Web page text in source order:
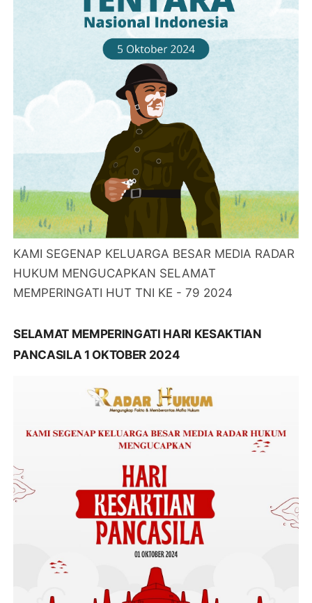
KAMI SEGENAP KELUARGA BESAR MEDIA RADAR
HUKUM MENGUCAPKAN SELAMAT
MEMPERINGATI HUT TNI KE - 79 2024
SELAMAT MEMPERINGATI HARI KESAKTIAN
PANCASILA 1 OKTOBER 2024